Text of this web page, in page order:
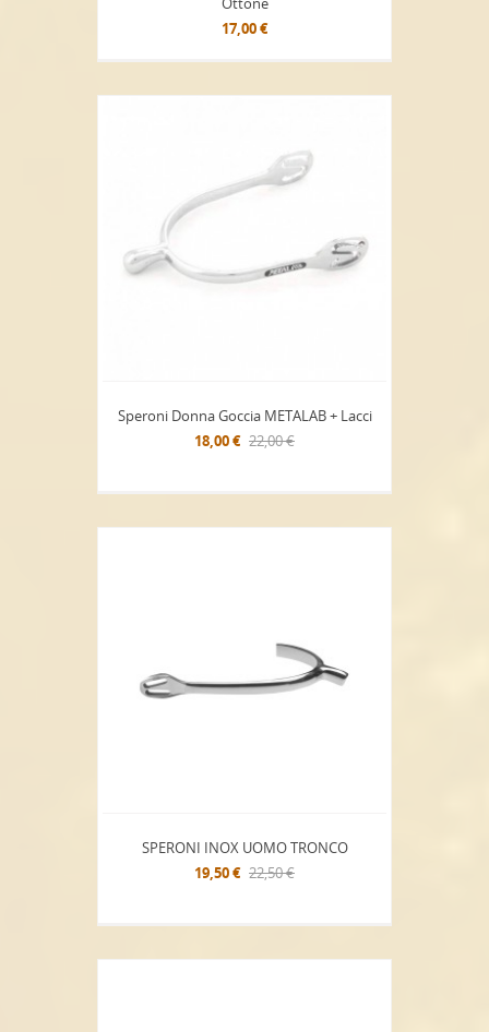
17,00 €
Speroni Donna Goccia METALAB + Lacci
18,00 € 22,00 €
SPERONI INOX UOMO TRONCO
19,50 € 22,50 €